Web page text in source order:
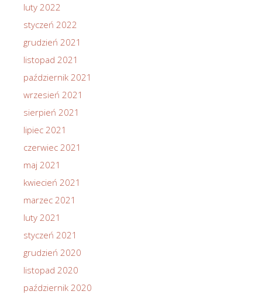
luty 2022
styczeń 2022
grudzień 2021
listopad 2021
październik 2021
wrzesień 2021
sierpień 2021
lipiec 2021
czerwiec 2021
maj 2021
kwiecień 2021
marzec 2021
luty 2021
styczeń 2021
grudzień 2020
listopad 2020
październik 2020